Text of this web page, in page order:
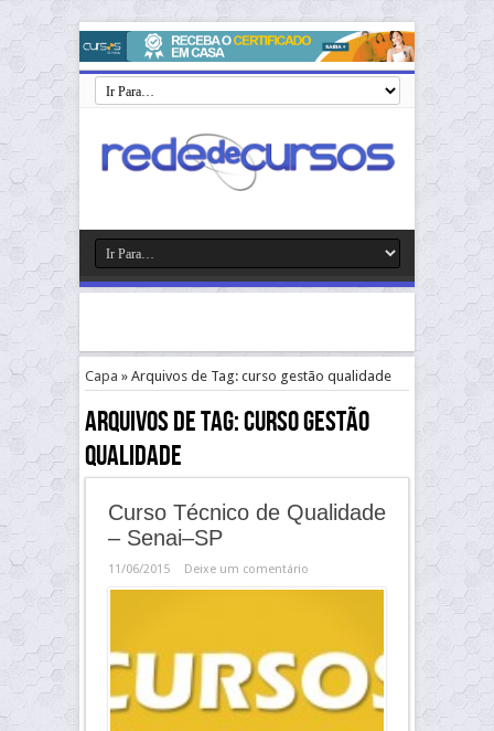
Capa » Arquivos de Tag: curso gestão qualidade
Arquivos de Tag:curso gestão
qualidade
Curso Técnico de Qualidade
– Senai–SP
11/06/2015 Deixe um comentário